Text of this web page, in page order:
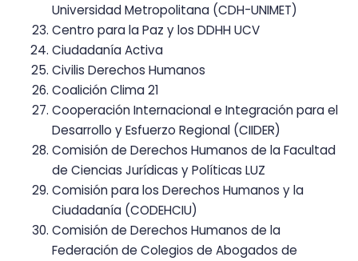
Universidad Metropolitana (CDH-UNIMET)
Centro para la Paz y los DDHH UCV
Ciudadanía Activa
Civilis Derechos Humanos
Coalición Clima 21
Cooperación Internacional e Integración para el
Desarrollo y Esfuerzo Regional (CIIDER)
Comisión de Derechos Humanos de la Facultad
de Ciencias Jurídicas y Políticas LUZ
Comisión para los Derechos Humanos y la
Ciudadanía (CODEHCIU)
Comisión de Derechos Humanos de la
Federación de Colegios de Abogados de